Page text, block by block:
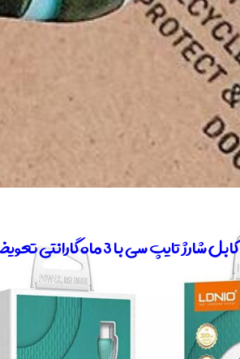
​کابل شارژ تایپ سی با 3 ماه گارانتی تعویض